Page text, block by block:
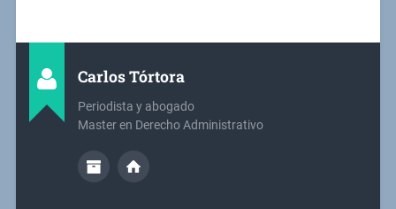
Carlos Tórtora
Periodista y abogado
Master en Derecho Administrativo